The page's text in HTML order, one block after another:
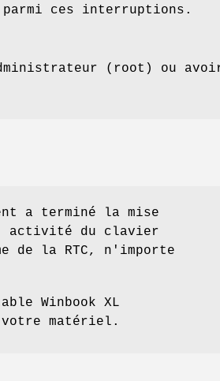
ces interruptions.
administrateur (root) ou
a terminé la mise
: activité du clavier
de la RTC, n'importe
Winbook XL
matériel.